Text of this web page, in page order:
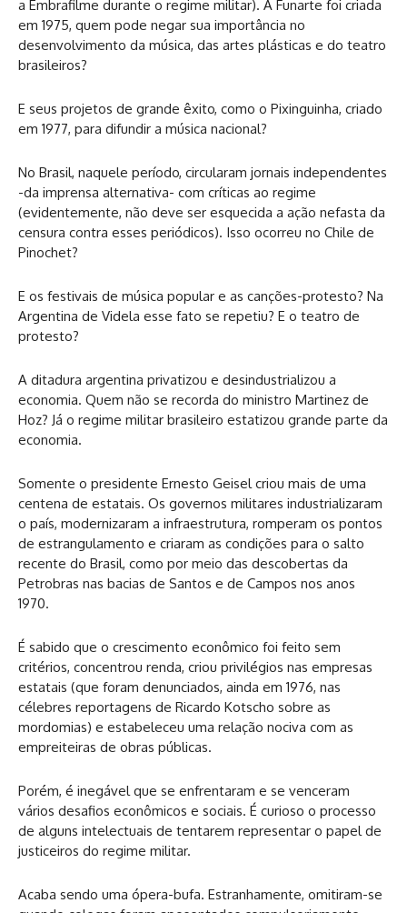
a Embrafilme durante o regime militar). A Funarte foi criada
em 1975, quem pode negar sua importância no
desenvolvimento da música, das artes plásticas e do teatro
brasileiros?
E seus projetos de grande êxito, como o Pixinguinha, criado
em 1977, para difundir a música nacional?
No Brasil, naquele período, circularam jornais independentes
-da imprensa alternativa- com críticas ao regime
(evidentemente, não deve ser esquecida a ação nefasta da
censura contra esses periódicos). Isso ocorreu no Chile de
Pinochet?
E os festivais de música popular e as canções-protesto? Na
Argentina de Videla esse fato se repetiu? E o teatro de
protesto?
A ditadura argentina privatizou e desindustrializou a
economia. Quem não se recorda do ministro Martinez de
Hoz? Já o regime militar brasileiro estatizou grande parte da
economia.
Somente o presidente Ernesto Geisel criou mais de uma
centena de estatais. Os governos militares industrializaram
o país, modernizaram a infraestrutura, romperam os pontos
de estrangulamento e criaram as condições para o salto
recente do Brasil, como por meio das descobertas da
Petrobras nas bacias de Santos e de Campos nos anos
1970.
É sabido que o crescimento econômico foi feito sem
critérios, concentrou renda, criou privilégios nas empresas
estatais (que foram denunciados, ainda em 1976, nas
célebres reportagens de Ricardo Kotscho sobre as
mordomias) e estabeleceu uma relação nociva com as
empreiteiras de obras públicas.
Porém, é inegável que se enfrentaram e se venceram
vários desafios econômicos e sociais. É curioso o processo
de alguns intelectuais de tentarem representar o papel de
justiceiros do regime militar.
Acaba sendo uma ópera-bufa. Estranhamente, omitiram-se